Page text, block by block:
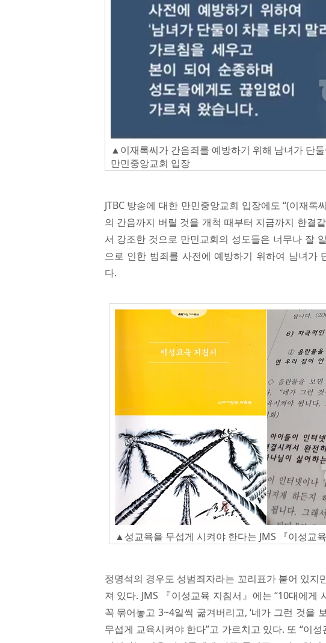
▲이재록씨가 간음죄를 예방하기 위해 남녀가 단
만민중앙교회 입장
JTBC 방송에 대한 만민중앙교회 입장에도 “(이재록
의 간음까지 버릴 것을 개척 때부터 지금까지 한결
서 강조한 것으로 만민교회의 성도들은 너무나 잘
으로 인한 범죄를 사전에 예방하기 위하여 남녀가
다.
▲성교육을 무섭게 시켜야 한다는 JMS 『이성교육
정명석의 경우도 성범죄자라는 꼬리표가 붙어 있지
져 있다. JMS 『이성교육 지침서』에는 “10대에게
꼭 묶어놓고 3~4일씩 굶겨버리고, ‘네가 그런 것을
무섭게 교육시켜야 한다”고 가르치고 있다. 또 “이